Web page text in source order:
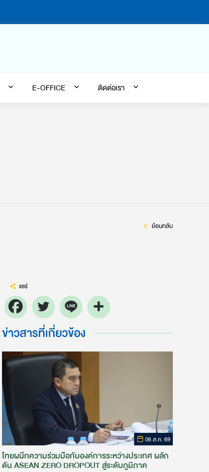
E-OFFICE ติดต่อเรา
ย้อนกลับ
แชร์
ข่าวสารที่เกี่ยวข้อง
06 ส.ค. 69
ไทยผนึกความร่วมมือกับองค์การระหว่างประเทศ ผลัก
ดัน ASEAN ZERO DROPOUT สู่ระดับภูมิภาค